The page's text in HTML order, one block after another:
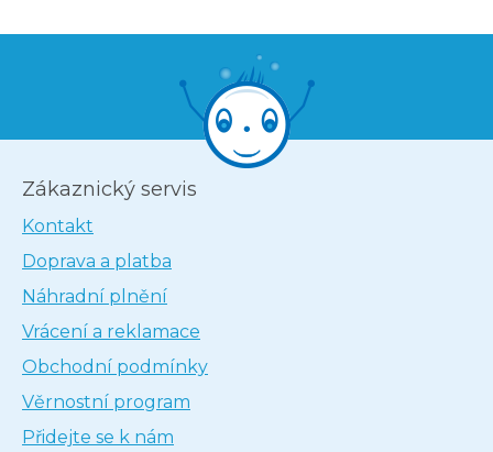
Zákaznický servis
Kontakt
Doprava a platba
Náhradní plnění
Vrácení a reklamace
Obchodní podmínky
Věrnostní program
Přidejte se k nám